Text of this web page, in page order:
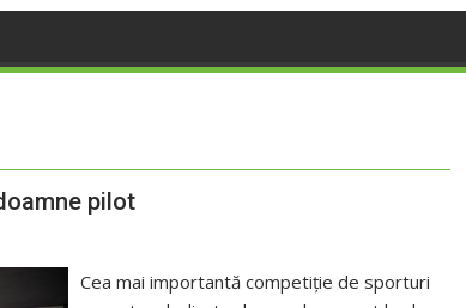
pilot
Cea mai importantă competiție de sporturi